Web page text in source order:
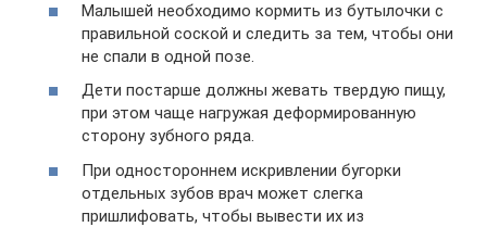
Малышей необходимо кормить из бутылочки с
правильной соской и следить за тем, чтобы они
не спали в одной позе.
Дети постарше должны жевать твердую пищу,
при этом чаще нагружая деформированную
сторону зубного ряда.
При одностороннем искривлении бугорки
отдельных зубов врач может слегка
пришлифовать, чтобы вывести их из